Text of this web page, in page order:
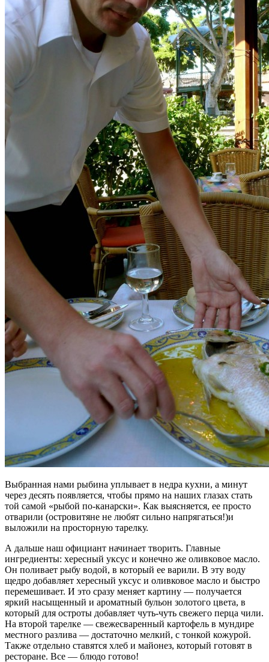
Выбранная нами рыбина уплывает в недра кухни, а минут
через десять появляется, чтобы прямо на наших глазах стать
той самой «рыбой по-канарски». Как выясняется, ее просто
отварили (островитяне не любят сильно напрягаться!)и
выложили на просторную тарелку.
А дальше наш официант начинает творить. Главные
ингредиенты: хересный уксус и конечно же оливковое масло.
Он поливает рыбу водой, в который ее варили. В эту воду
щедро добавляет хересный уксус и оливковое масло и быстро
перемешивает. И это сразу меняет картину — получается
яркий насыщенный и ароматный бульон золотого цвета, в
который для остроты добавляет чуть-чуть свежего перца чили.
На второй тарелке — свежесваренный картофель в мундире
местного разлива — достаточно мелкий, с тонкой кожурой.
Также отдельно ставятся хлеб и майонез, который готовят в
ресторане. Все — блюдо готово!